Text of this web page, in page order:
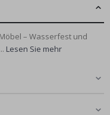
– Wasserfest und
Lesen Sie mehr